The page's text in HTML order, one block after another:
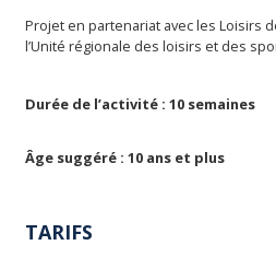
Projet en partenariat avec les Loisirs
l’Unité régionale des loisirs et des
Durée de l’activité : 10 semaines
Âge suggéré : 10 ans et plus
TARIFS